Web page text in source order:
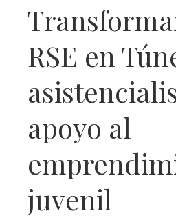
RSE en
apoyo al
juvenil